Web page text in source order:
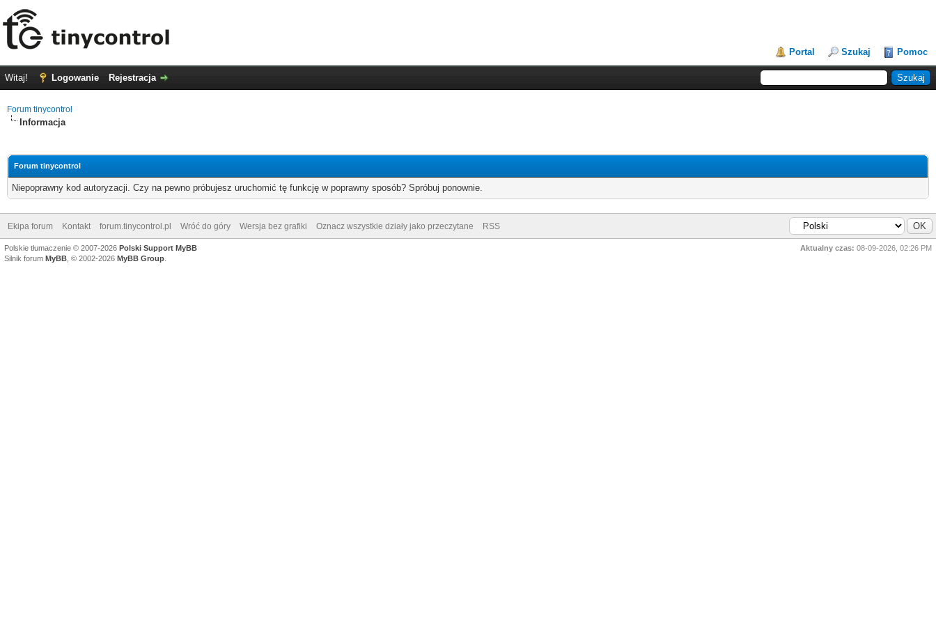
Portal Szukaj Pomoc
Witaj! Logowanie Rejestracja
Forum tinycontrol
Informacja
Forum tinycontrol
Niepoprawny kod autoryzacji. Czy na pewno próbujesz uruchomić tę funkcję w poprawny sposób? Spróbuj ponownie.
Ekipa forum Kontakt forum.tinycontrol.pl Wróć do góry Wersja bez grafiki Oznacz wszystkie działy jako przeczytane RSS
Aktualny czas: 08-09-2026, 02:26 PM
Polskie tłumaczenie © 2007-2026 Polski Support MyBB
Silnik forum MyBB , © 2002-2026 MyBB Group